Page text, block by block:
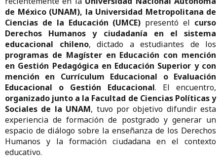
de México (UNAM), la Universidad Metropolitana de
Ciencias de la Educación (UMCE) presentó el curso
Derechos Humanos y ciudadanía en el sistema
educacional chileno, dictado a estudiantes de los
programas de Magíster en Educación con mención
en Gestión Pedagógica en Educación Superior y con
mención en Currículum Educacional o Evaluación
Educacional o Gestión Educacional. El encuentro,
organizado junto a la Facultad de Ciencias Políticas y
Sociales de la UNAM, tuvo por objetivo difundir esta
experiencia de formación de postgrado y generar un
espacio de diálogo sobre la enseñanza de los Derechos
Humanos y la formación ciudadana en el contexto
educativo.